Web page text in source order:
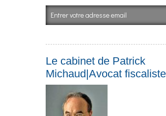
Le cabinet de Patrick
Michaud|Avocat fiscaliste